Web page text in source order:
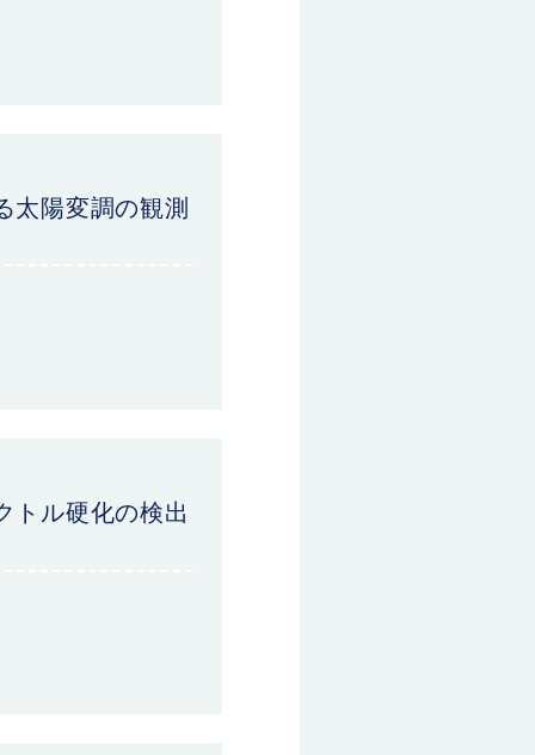
太陽変調の観測
トル硬化の検出